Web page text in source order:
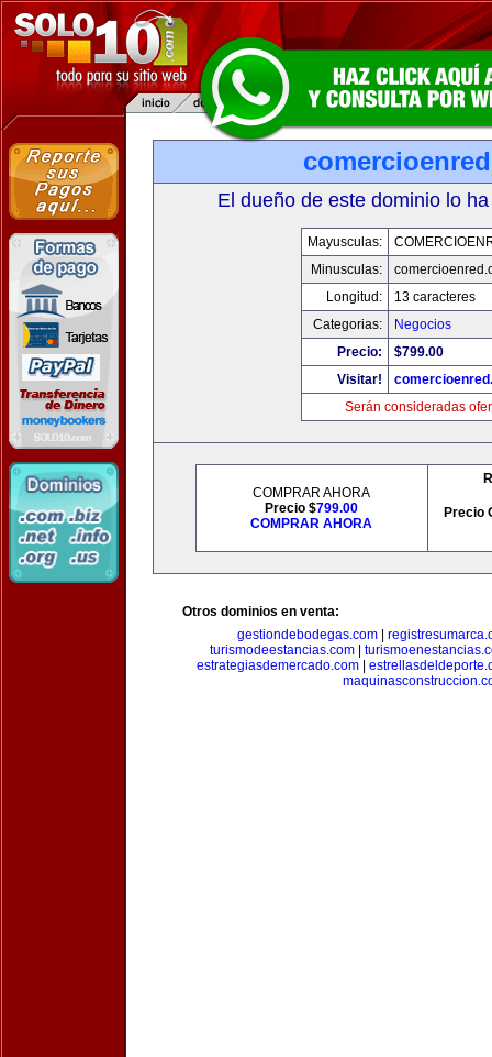
El dueño de este dominio lo
Mayusculas:
Minusculas:
Longitud:
13 caracteres
Categorias:
Negocios
Precio:
$799.00
Visitar!
Serán consideradas
COMPRAR AHORA
Precio $799.00
COMPRAR AHORA
Precio
Otros dominios en venta:
gestiondebodegas.com|
turismodeestancias.com
estrategiasdemercado.com|